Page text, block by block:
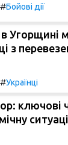
#Бойові дії
в Угорщині
з
#Українці
ключові